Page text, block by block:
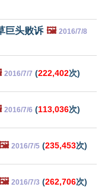
巨头败诉 🖼️ 2016/7/8
2016/7/7 (222,402次)
2016/7/6 (113,036次)
2016/7/5 (235,453次)
2016/7/3 (262,706次)